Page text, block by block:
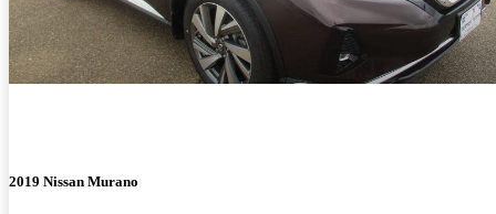
2019 Nissan Murano